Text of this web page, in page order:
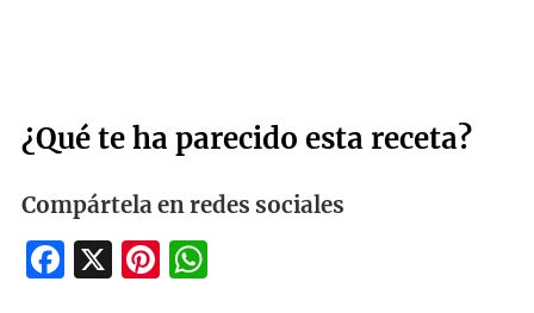
¿Qué te ha parecido esta receta?
Compártela en redes sociales
Facebook
X Pinterest
WhatsApp